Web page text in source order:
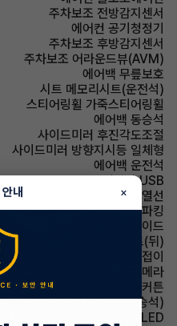
주차보조 전방감지센서
에어컨 공기청정기
주차보조 후방감지센서
주차보조 어라운드뷰(AVM)
에어백 무릎보호
시트 메모리시트(운전석)
스티어링휠 가죽스티어링휠
에어백 동승석
사이드미러 후진각도조절
사이드미러 방향지시등 일체형
에어백 운전석
유무선단자 USB
사이드미러 열선
파킹 전자식 파킹
에어백 사이드
시트 열선시트(뒤)
사이드미러 전동접이
주차보조 후방카메라
에어백 커튼
시트 통풍시트(동승석)
헤드램프 LED
내 ×